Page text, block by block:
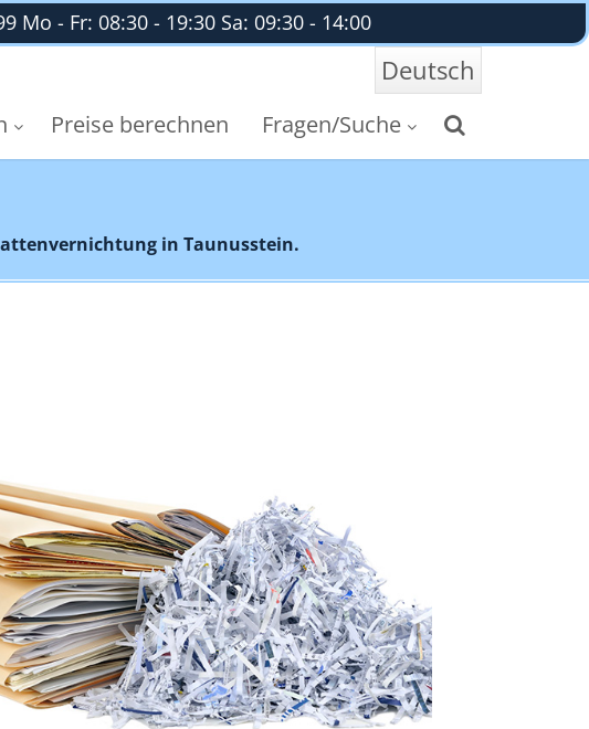
Mo - Fr: 08:30 - 19:30 Sa: 09:30 - 14:00
Deutsch
Preise berechnen Fragen/Suche
in Taunusstein.